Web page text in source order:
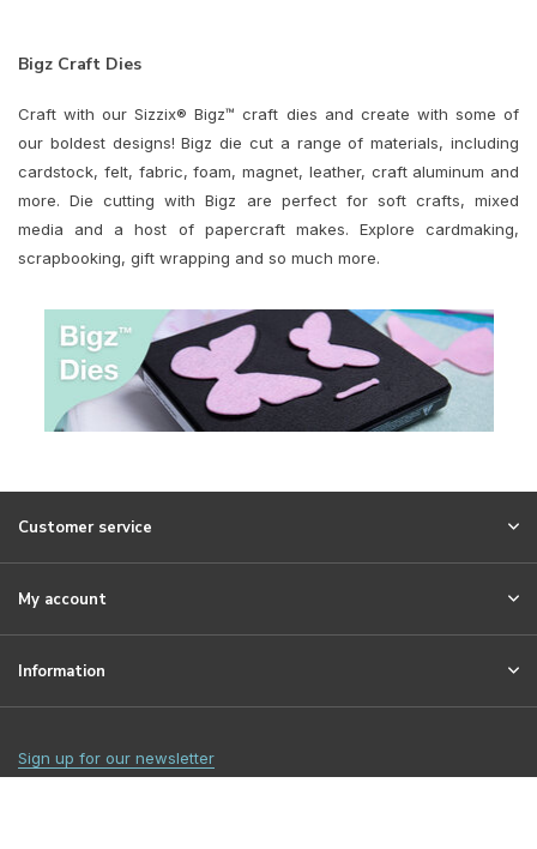
Bigz Craft Dies
Craft with our Sizzix® Bigz™ craft dies and create with some of
our boldest designs! Bigz die cut a range of materials, including
cardstock, felt, fabric, foam, magnet, leather, craft aluminum and
more. Die cutting with Bigz are perfect for soft crafts, mixed
media and a host of papercraft makes. Explore cardmaking,
scrapbooking, gift wrapping and so much more.
Customer service
My account
Information
Sign up for our newsletter